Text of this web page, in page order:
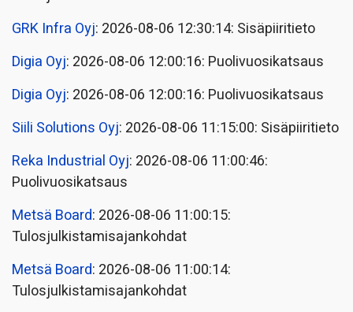
GRK Infra Oyj: 2026-08-06 12:30:14: Sisäpiiritieto
Digia Oyj: 2026-08-06 12:00:16: Puolivuosikatsaus
Digia Oyj: 2026-08-06 12:00:16: Puolivuosikatsaus
Siili Solutions Oyj: 2026-08-06 11:15:00: Sisäpiiritieto
Reka Industrial Oyj: 2026-08-06 11:00:46:
Puolivuosikatsaus
Metsä Board: 2026-08-06 11:00:15:
Tulosjulkistamisajankohdat
Metsä Board: 2026-08-06 11:00:14:
Tulosjulkistamisajankohdat